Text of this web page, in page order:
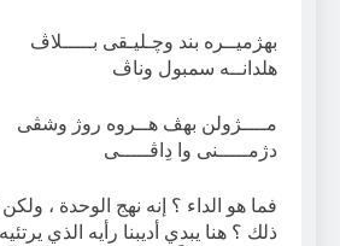
بهژميــره بند وچـليـقى
هلدانــه سمبول وناڤ
مــــژولن بهڤ هــروه روژ
دژمـــــنى وا دِاڤـــــى
فما هو الداء ؟ إنه نهج الوحدة ،
ذلك ؟ هنا يبدي أديبنا رأيه الذي